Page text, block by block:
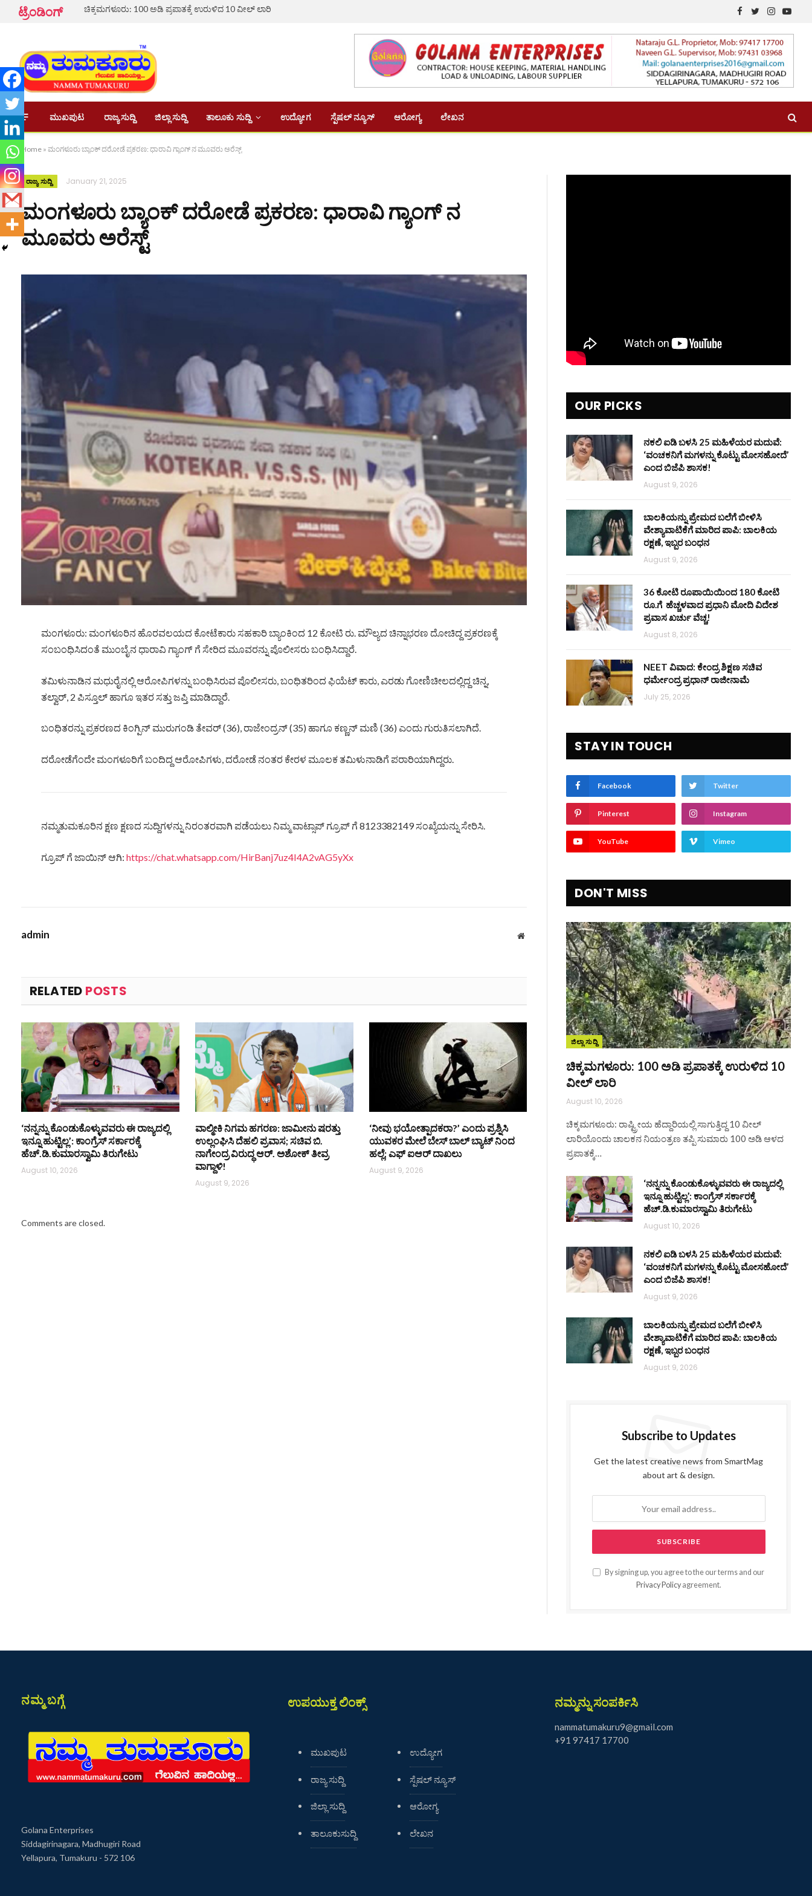
ಟ್ರೆಂಡಿಂಗ್ ಚಿಕ್ಕಮಗಳೂರು: 100 ಅಡಿ ಪ್ರಪಾತಕ್ಕೆ ಉರುಳಿದ 10 ವೀಲ್ ಲಾರಿ
Facebook
TwitterInstagram
ಮುಖಪುಟ ರಾಜ್ಯ ಸುದ್ದಿ ಜಿಲ್ಲಾ ಸುದ್ದಿ ತಾಲೂಕು ಸುದ್ದಿ ಉದ್ಯೋಗ ಸ್ಪೆಷಲ್ ನ್ಯೂಸ್ ಆರೋಗ್ಯ ಲೇಖನ
Home » ಮಂಗಳೂರು ಬ್ಯಾಂಕ್ ದರೋಡೆ ಪ್ರಕರಣ: ಧಾರಾವಿ ಗ್ಯಾಂಗ್ ನ ಮೂವರು ಅರೆಸ್ಟ್
ರಾಜ್ಯ ಸುದ್ದಿ January 21, 2025
ಮಂಗಳೂರು ಬ್ಯಾಂಕ್ ದರೋಡೆ ಪ್ರಕರಣ: ಧಾರಾವಿ ಗ್ಯಾಂಗ್ ನ
ಮೂವರು ಅರೆಸ್ಟ್
ಮಂಗಳೂರು: ಮಂಗಳೂರಿನ ಹೊರವಲಯದ ಕೋಟೆಕಾರು ಸಹಕಾರಿ ಬ್ಯಾಂಕಿಂದ 12 ಕೋಟಿ ರು. ಮೌಲ್ಯದ ಚಿನ್ನಾಭರಣ ದೋಚಿದ್ದ ಪ್ರಕರಣಕ್ಕೆ
ಸಂಬಂಧಿಸಿದಂತೆ ಮುಂಬೈನ ಧಾರಾವಿ ಗ್ಯಾಂಗ್ ಗೆ ಸೇರಿದ ಮೂವರನ್ನು ಪೊಲೀಸರು ಬಂಧಿಸಿದ್ದಾರೆ.
ತಮಿಳುನಾಡಿನ ಮಧುರೈನಲ್ಲಿ ಆರೋಪಿಗಳನ್ನು ಬಂಧಿಸಿರುವ ಪೊಲೀಸರು, ಬಂಧಿತರಿಂದ ಫಿಯೆಟ್ ಕಾರು, ಎರಡು ಗೋಣಿಚೀಲದಲ್ಲಿದ್ದ ಚಿನ್ನ,
ತಲ್ವಾರ್, 2 ಪಿಸ್ತೂಲ್ ಹಾಗೂ ಇತರ ಸತ್ತು ಜಪ್ತಿ ಮಾಡಿದ್ದಾರೆ.
ಬಂಧಿತರನ್ನು ಪ್ರಕರಣದ ಕಿಂಗ್ಪಿನ್ ಮುರುಗಂಡಿ ತೇವರ್ (36), ರಾಜೇಂದ್ರನ್ (35) ಹಾಗೂ ಕಣ್ಣನ್ ಮಣಿ (36) ಎಂದು ಗುರುತಿಸಲಾಗಿದೆ.
ದರೋಡೆಗೆಂದೇ ಮಂಗಳೂರಿಗೆ ಬಂದಿದ್ದ ಆರೋಪಿಗಳು, ದರೋಡೆ ನಂತರ ಕೇರಳ ಮೂಲಕ ತಮಿಳುನಾಡಿಗೆ ಪರಾರಿಯಾಗಿದ್ದರು.
ನಮ್ಮತುಮಕೂರಿನ ಕ್ಷಣ ಕ್ಷಣದ ಸುದ್ದಿಗಳನ್ನು ನಿರಂತರವಾಗಿ ಪಡೆಯಲು ನಿಮ್ಮ ವಾಟ್ಸಾಪ್ ಗ್ರೂಪ್ ಗೆ 8123382149 ಸಂಖ್ಯೆಯನ್ನು ಸೇರಿಸಿ.
ಗ್ರೂಪ್ ಗೆ ಜಾಯಿನ್ ಆಗಿ: https://chat.whatsapp.com/HirBanj7uz4I4A2vAG5yXx
admin Website
RELATED POSTS
‘ನನ್ನನ್ನು ಕೊಂಡುಕೊಳ್ಳುವವರು ಈ ರಾಜ್ಯದಲ್ಲಿ
ಇನ್ನೂ ಹುಟ್ಟಿಲ್ಲ’: ಕಾಂಗ್ರೆಸ್ ಸರ್ಕಾರಕ್ಕೆ
ಹೆಚ್.ಡಿ.ಕುಮಾರಸ್ವಾಮಿ ತಿರುಗೇಟು
August 10, 2026
ವಾಲ್ಮೀಕಿ ನಿಗಮ ಹಗರಣ: ಜಾಮೀನು ಷರತ್ತು
ಉಲ್ಲಂಘಿಸಿ ದೆಹಲಿ ಪ್ರವಾಸ; ಸಚಿವ ಬಿ.
ನಾಗೇಂದ್ರ ವಿರುದ್ಧ ಆರ್. ಅಶೋಕ್ ತೀವ್ರ
ವಾಗ್ದಾಳಿ!
August 9, 2026
‘ನೀವು ಭಯೋತ್ಪಾದಕರಾ?’ ಎಂದು ಪ್ರಶ್ನಿಸಿ
ಯುವಕರ ಮೇಲೆ ಬೇಸ್‌ ಬಾಲ್ ಬ್ಯಾಟ್‌ ನಿಂದ
ಹಲ್ಲೆ; ಎಫ್‌ ಐಆರ್ ದಾಖಲು
August 9, 2026
Comments are closed.
OUR PICKS
ನಕಲಿ ಐಡಿ ಬಳಸಿ 25 ಮಹಿಳೆಯರ ಮದುವೆ:
‘ವಂಚಕನಿಗೆ ಮಗಳನ್ನು ಕೊಟ್ಟು ಮೋಸಹೋದೆ’
ಎಂದ ಬಿಜೆಪಿ ಶಾಸಕ!
August 9, 2026
ಬಾಲಕಿಯನ್ನು ಪ್ರೇಮದ ಬಲೆಗೆ ಬೀಳಿಸಿ
ವೇಶ್ಯಾವಾಟಿಕೆಗೆ ಮಾರಿದ ಪಾಪಿ: ಬಾಲಕಿಯ
ರಕ್ಷಣೆ, ಇಬ್ಬರ ಬಂಧನ
August 9, 2026
36 ಕೋಟಿ ರೂಪಾಯಿಯಿಂದ 180 ಕೋಟಿ
ರೂ.ಗೆ ಹೆಚ್ಚಳವಾದ ಪ್ರಧಾನಿ ಮೋದಿ ವಿದೇಶ
ಪ್ರವಾಸ ಖರ್ಚು ವೆಚ್ಚ!
August 8, 2026
NEET ವಿವಾದ: ಕೇಂದ್ರ ಶಿಕ್ಷಣ ಸಚಿವ
ಧರ್ಮೇಂದ್ರ ಪ್ರಧಾನ್ ರಾಜೀನಾಮೆ
July 25, 2026
STAY IN TOUCH
Facebook Twitter
Pinterest Instagram
YouTube Vimeo
DON'T MISS
ಜಿಲ್ಲಾ ಸುದ್ದಿ
ಚಿಕ್ಕಮಗಳೂರು: 100 ಅಡಿ ಪ್ರಪಾತಕ್ಕೆ ಉರುಳಿದ 10
ವೀಲ್ ಲಾರಿ
August 10, 2026
ಚಿಕ್ಕಮಗಳೂರು: ರಾಷ್ಟ್ರೀಯ ಹೆದ್ದಾರಿಯಲ್ಲಿ ಸಾಗುತ್ತಿದ್ದ 10 ವೀಲ್
ಲಾರಿಯೊಂದು ಚಾಲಕನ ನಿಯಂತ್ರಣ ತಪ್ಪಿ ಸುಮಾರು 100 ಅಡಿ ಆಳದ
ಪ್ರಪಾತಕ್ಕೆ…
‘ನನ್ನನ್ನು ಕೊಂಡುಕೊಳ್ಳುವವರು ಈ ರಾಜ್ಯದಲ್ಲಿ
ಇನ್ನೂ ಹುಟ್ಟಿಲ್ಲ’: ಕಾಂಗ್ರೆಸ್ ಸರ್ಕಾರಕ್ಕೆ
ಹೆಚ್.ಡಿ.ಕುಮಾರಸ್ವಾಮಿ ತಿರುಗೇಟು
August 10, 2026
ನಕಲಿ ಐಡಿ ಬಳಸಿ 25 ಮಹಿಳೆಯರ ಮದುವೆ:
‘ವಂಚಕನಿಗೆ ಮಗಳನ್ನು ಕೊಟ್ಟು ಮೋಸಹೋದೆ’
ಎಂದ ಬಿಜೆಪಿ ಶಾಸಕ!
August 9, 2026
ಬಾಲಕಿಯನ್ನು ಪ್ರೇಮದ ಬಲೆಗೆ ಬೀಳಿಸಿ
ವೇಶ್ಯಾವಾಟಿಕೆಗೆ ಮಾರಿದ ಪಾಪಿ: ಬಾಲಕಿಯ
ರಕ್ಷಣೆ, ಇಬ್ಬರ ಬಂಧನ
August 9, 2026
Subscribe to Updates
Get the latest creative news from SmartMag
about art & design.
By signing up, you agree to the our terms and our
Privacy Policyagreement.
ನಮ್ಮ ಬಗ್ಗೆ
Golana Enterprises
Siddagirinagara, Madhugiri Road
Yellapura, Tumakuru - 572 106
ಉಪಯುಕ್ತ ಲಿಂಕ್ಸ್
ಮುಖಪುಟ
ರಾಜ್ಯ ಸುದ್ದಿ
ಜಿಲ್ಲಾ ಸುದ್ದಿ
ತಾಲೂಕುಸುದ್ದಿ
ಉದ್ಯೋಗ
ಸ್ಪೆಷಲ್ ನ್ಯೂಸ್
ಆರೋಗ್ಯ
ಲೇಖನ
ನಮ್ಮನ್ನು ಸಂಪರ್ಕಿಸಿ
nammatumakuru9@gmail.com
+91 97417 17700